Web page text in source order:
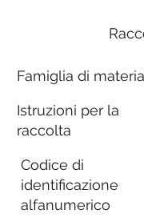
Famiglia di
Istruzioni per la
raccolta
Codice di
identificazione
alfanumerico